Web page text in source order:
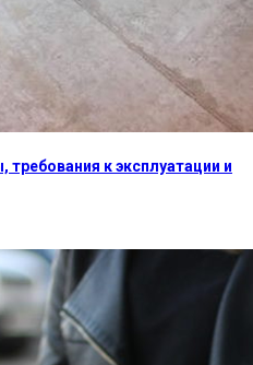
к эксплуатации и